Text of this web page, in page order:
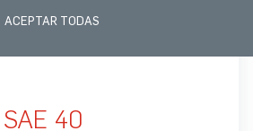
ACEPTAR TODAS
40